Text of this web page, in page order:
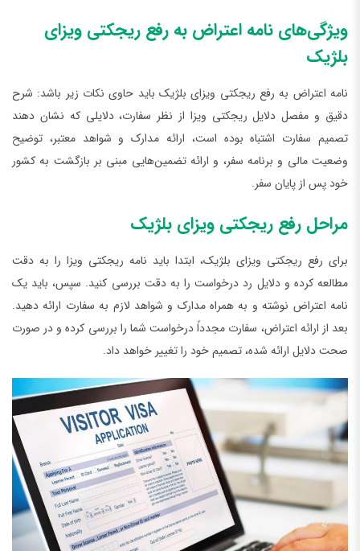
ویژگی‌های نامه اعتراض به رفع ریجکتی ویزای
بلژیک
نامه اعتراض به رفع ریجکتی ویزای بلژیک باید حاوی نکات زیر باشد: شرح
دقیق و مفصل دلایل ریجکتی ویزا از نظر سفارت، دلایلی که نشان دهند
تصمیم سفارت اشتباه بوده است، ارائه‌ مدارک و شواهد معتبر، توضیح
وضعیت مالی و برنامه سفر، و ارائه‌ تضمین‌هایی مبنی بر بازگشت به کشور
خود پس از پایان سفر.
مراحل رفع ریجکتی ویزای بلژیک
برای رفع ریجکتی ویزای بلژیک، ابتدا باید نامه ریجکتی ویزا را به دقت
مطالعه کرده و دلایل رد درخواست را به دقت بررسی کنید. سپس، باید یک
نامه اعتراض نوشته و به همراه مدارک و شواهد لازم به سفارت ارائه دهید.
بعد از ارائه اعتراض، سفارت مجدداً درخواست شما را بررسی کرده و در صورت
صحت دلایل ارائه شده، تصمیم خود را تغییر خواهد داد.